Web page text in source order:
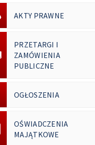
AKTY PRAWNE
PRZETARGI I
ZAMÓWIENIA
PUBLICZNE
OGŁOSZENIA
OŚWIADCZENIA
MAJĄTKOWE